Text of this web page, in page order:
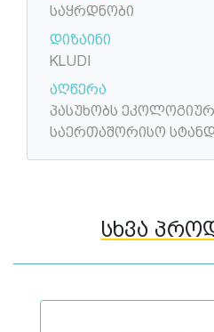
საყრდნობი
დიზაინი
KLUDI
აღწერა
პასუხობს
საერთაშორისო
სხვა